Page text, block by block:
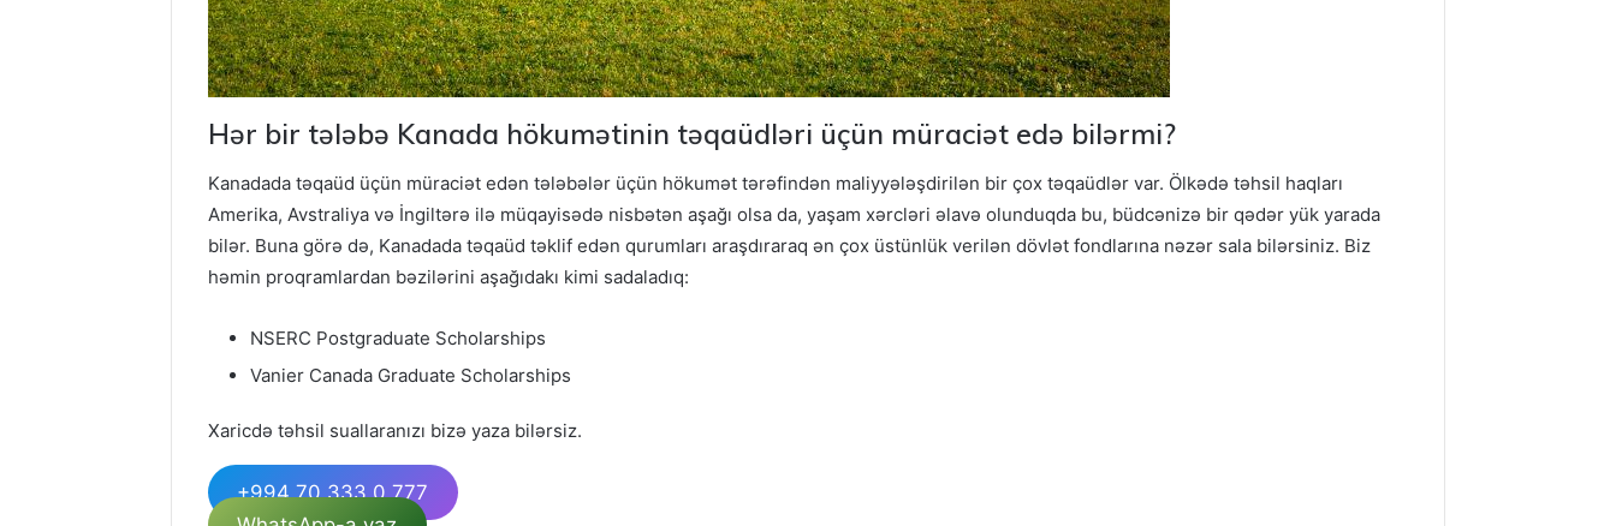
Hər bir tələbə Kanada hökumətinin təqaüdləri üçün müraciət edə bilərmi?
Kanadada təqaüd üçün müraciət edən tələbələr üçün hökumət tərəfindən maliyyələşdirilən bir çox təqaüdlər var. Ölkədə təhsil haqları
Amerika, Avstraliya və İngiltərə ilə müqayisədə nisbətən aşağı olsa da, yaşam xərcləri əlavə olunduqda bu, büdcənizə bir qədər yük yarada
bilər. Buna görə də, Kanadada təqaüd təklif edən qurumları araşdıraraq ən çox üstünlük verilən dövlət fondlarına nəzər sala bilərsiniz. Biz
həmin proqramlardan bəzilərini aşağıdakı kimi sadaladıq:
NSERC Postgraduate Scholarships
Vanier Canada Graduate Scholarships
Xaricdə təhsil suallaranızı bizə yaza bilərsiz.
+994 70 333 0 777